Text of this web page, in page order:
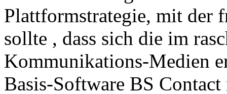
Plattformstrategie, mit der
sollte , dass sich die im
Kommunikations-Medien
Basis-Software BS